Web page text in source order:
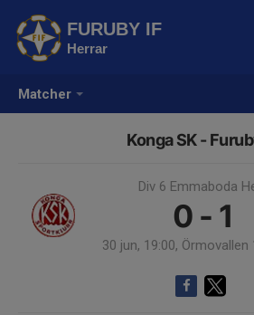
Matcher
FURUBY IF
Herrar
Konga SK -
Div 6 Emmaboda
0 - 1
30 jun, 19:00, Örmovallen